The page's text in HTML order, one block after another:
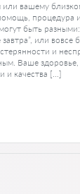
вашему
процедура
быть разными:
или вовсе
и
Ваше
и качества […]